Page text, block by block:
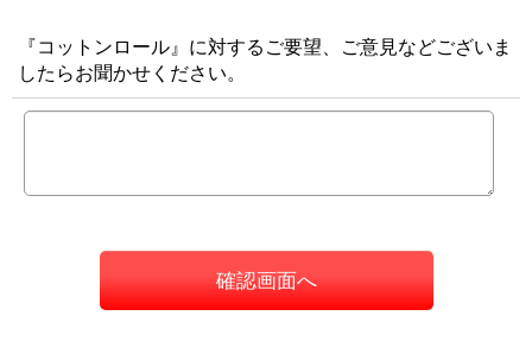
『コットンロール』に対するご要望、ご意見などございま
したらお聞かせください。
確認画面へ